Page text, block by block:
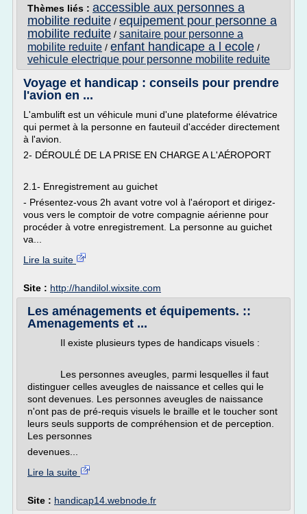
Thèmes liés : accessible aux personnes a
mobilite reduite / equipement pour personne a
mobilite reduite / sanitaire pour personne a
mobilite reduite / enfant handicape a l ecole /
vehicule electrique pour personne mobilite reduite
Voyage et handicap : conseils pour prendre
l'avion en ...
L'ambulift est un véhicule muni d'une plateforme élévatrice
qui permet à la personne en fauteuil d'accéder directement
à l'avion.
2- DÉROULÉ DE LA PRISE EN CHARGE A L'AÉROPORT
2.1- Enregistrement au guichet
- Présentez-vous 2h avant votre vol à l'aéroport et dirigez-
vous vers le comptoir de votre compagnie aérienne pour
procéder à votre enregistrement. La personne au guichet
va...
Lire la suite
Site : http://handilol.wixsite.com
Les aménagements et équipements. ::
Amenagements et ...
Il existe plusieurs types de handicaps visuels :
Les personnes aveugles, parmi lesquelles il faut
distinguer celles aveugles de naissance et celles qui le
sont devenues. Les personnes aveugles de naissance
n'ont pas de pré-requis visuels le braille et le toucher sont
leurs seuls supports de compréhension et de perception.
Les personnes
devenues...
Lire la suite
Site : handicap14.webnode.fr